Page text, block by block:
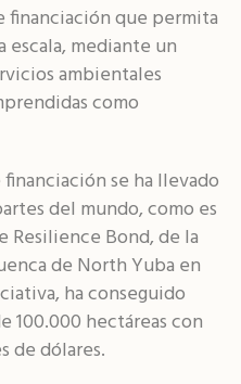
que permita
escala, mediante un
ambientales
como
se ha llevado
del mundo, como es
Bond, de la
de North Yuba en
ha conseguido
100.000 hectáreas con
de dólares.